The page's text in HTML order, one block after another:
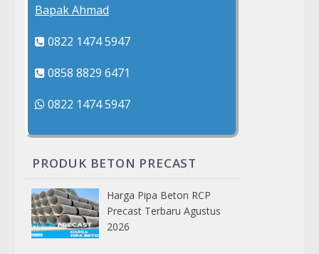
Bapak Ahmad
0822 1474 5947
0858 8829 6471
0822 1474 5947
PRODUK BETON PRECAST
Harga Pipa Beton RCP
Precast Terbaru Agustus
2026